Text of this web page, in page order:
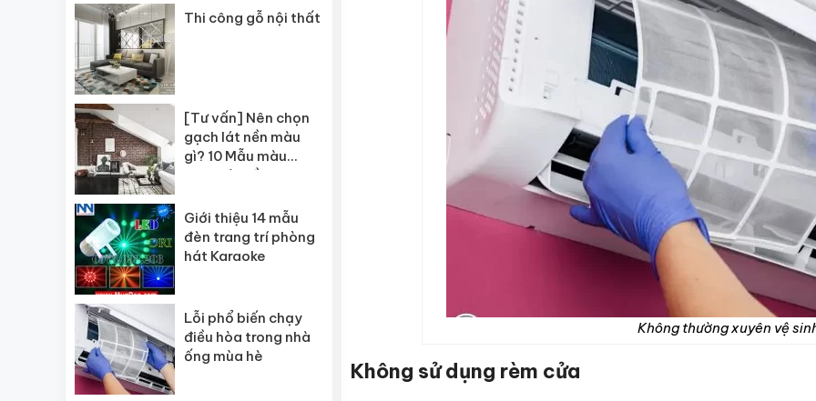
Không thường xuyên vệ
Không sử dụng rèm cửa
Thi công gỗ nội thất
[Tư vấn] Nên chọn
gạch lát nền màu
gì? 10 Mẫu màu
gạch lát nền HOT
Giới thiệu 14 mẫu
đèn trang trí phòng
hát Karaoke
Lỗi phổ biến chạy
điều hòa trong nhà
ống mùa hè